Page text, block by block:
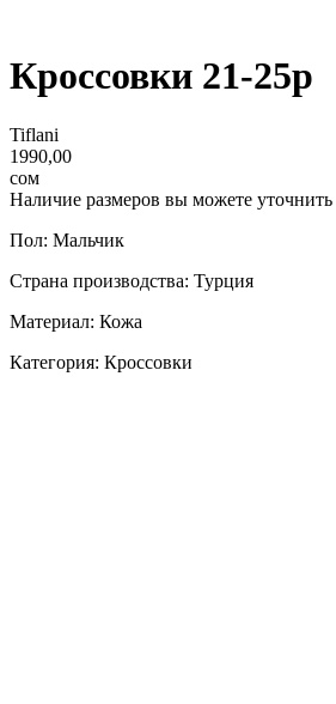
Кроссовки 21-25р
Tiflani
1990,00
сом
Наличие размеров вы можете уточнить
Пол: Мальчик
Страна производства: Турция
Материал: Кожа
Категория: Кроссовки